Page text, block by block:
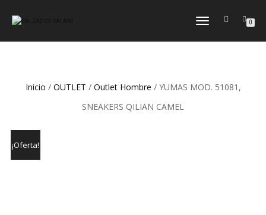
CAMBIAR
0
Inicio / OUTLET / Outlet Hombre / YUMAS MOD. 51081,
SNEAKERS QILIAN CAMEL
¡Oferta!